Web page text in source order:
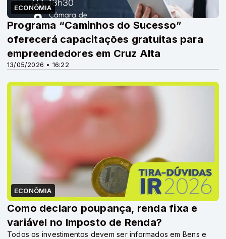
ECONÔMIA
13/05/2026 • 16:22
Programa “Caminhos do Sucesso”
oferecerá capacitações gratuitas para
empreendedores em Cruz Alta
ECONÔMIA
Como declaro poupança, renda fixa e
variável no Imposto de Renda?
Todos os investimentos devem ser informados em Bens e